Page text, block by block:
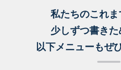
私たちのこれ
少しずつ書きた
以下メニューもぜ